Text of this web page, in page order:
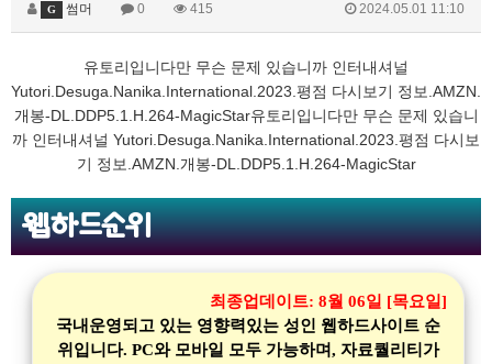
G 썸머 0 415 2024.05.01 11:10
유토리입니다만 무슨 문제 있습니까 인터내셔널
Yutori.Desuga.Nanika.International.2023.평점 다시보기 정보.AMZN.
개봉-DL.DDP5.1.H.264-MagicStar유토리입니다만 무슨 문제 있습니
까 인터내셔널 Yutori.Desuga.Nanika.International.2023.평점 다시보
기 정보.AMZN.개봉-DL.DDP5.1.H.264-MagicStar
웹하드순위
최종업데이트: 8월 06일 [목요일]
국내운영되고 있는 영향력있는 성인 웹하드사이트 순
위입니다. PC와 모바일 모두 가능하며, 자료퀄리티가